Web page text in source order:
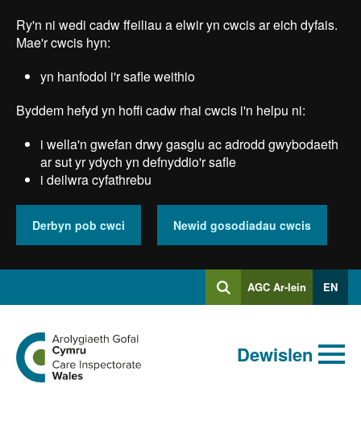
main
Ry'n ni wedi cadw ffeiliau a elwir yn cwcis ar eich dyfais.
Mae'r cwcis hyn:
yn hanfodol i'r safle weithio
Byddem hefyd yn hoffi cadw rhai cwcis i'n helpu ni:
i wella'n gwefan drwy gasglu ac adrodd gwybodaeth
ar sut yr ydych yn defnyddio'r safle
i deilwra cyfathrebu
Derbyn pob cwci Newid gosodiadau cwcis
ChwilioMewngofnodi
i
AGC Ar-lein EN
Chwiliad
allweddeiriau
cyflawn
Chwilio
Ewch
i
Dewislen